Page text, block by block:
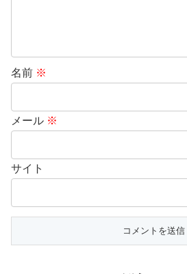
名前 ※
メール ※
サイト